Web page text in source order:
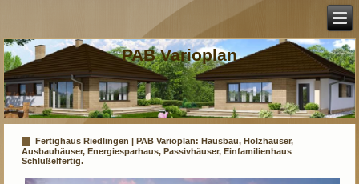
PAB Varioplan
Fertighaus Riedlingen | PAB Varioplan: Hausbau, Holzhäuser,
Ausbauhäuser, Energiesparhaus, Passivhäuser, Einfamilienhaus
Schlüßelfertig.